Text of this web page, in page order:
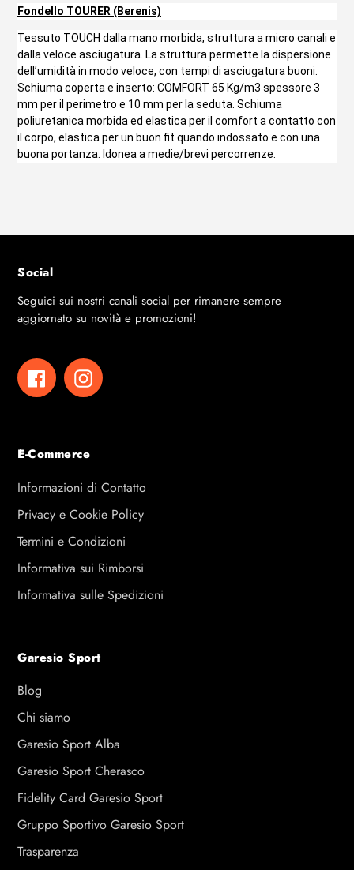
Fondello TOURER (Berenis)
Tessuto TOUCH dalla mano morbida, struttura a micro canali e
dalla veloce asciugatura. La struttura permette la dispersione
dell’umidità in modo veloce, con tempi di asciugatura buoni.
Schiuma coperta e inserto: COMFORT 65 Kg/m3 spessore 3
mm per il perimetro e 10 mm per la seduta. Schiuma
poliuretanica morbida ed elastica per il comfort a contatto con
il corpo, elastica per un buon fit quando indossato e con una
buona portanza. Idonea a medie/brevi percorrenze.
Social
Seguici sui nostri canali social per rimanere sempre
aggiornato su novità e promozioni!
FacebookInstagram
E-Commerce
Informazioni di Contatto
Privacy e Cookie Policy
Termini e Condizioni
Informativa sui Rimborsi
Informativa sulle Spedizioni
Garesio Sport
Blog
Chi siamo
Garesio Sport Alba
Garesio Sport Cherasco
Fidelity Card Garesio Sport
Gruppo Sportivo Garesio Sport
Trasparenza